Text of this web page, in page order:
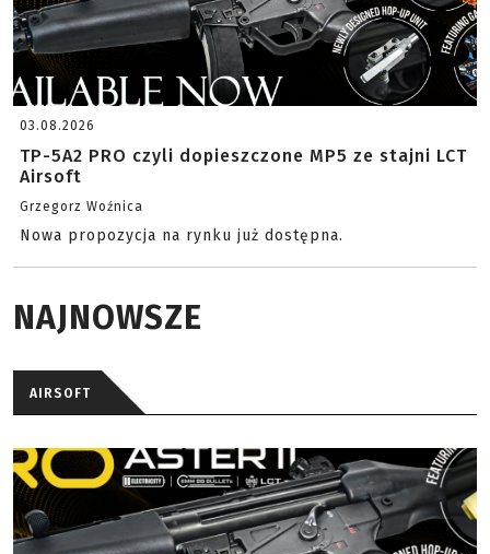
03.08.2026
TP-5A2 PRO czyli dopieszczone MP5 ze stajni LCT
Airsoft
Grzegorz Woźnica
Nowa propozycja na rynku już dostępna.
NAJNOWSZE
AIRSOFT